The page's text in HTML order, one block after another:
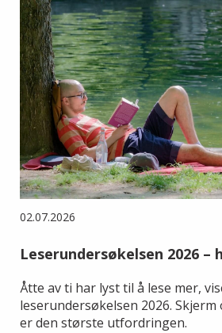
02.07.2026
Leserundersøkelsen 2026 –
Åtte av ti har lyst til å lese mer,
leserundersøkelsen 2026.
er den største utfordringen.